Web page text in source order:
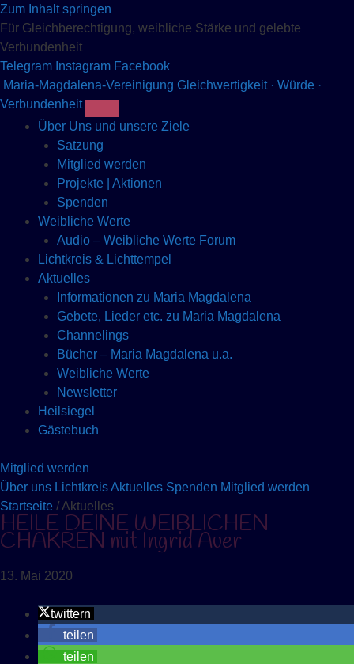
Zum Inhalt springen
Für Gleichberechtigung, weibliche Stärke und gelebte
Verbundenheit
Telegram Instagram Facebook
Maria-Magdalena-Vereinigung Gleichwertigkeit · Würde ·
Verbundenheit
Über Uns und unsere Ziele
Satzung
Mitglied werden
Projekte | Aktionen
Spenden
Weibliche Werte
Audio – Weibliche Werte Forum
Lichtkreis & Lichttempel
Aktuelles
Informationen zu Maria Magdalena
Gebete, Lieder etc. zu Maria Magdalena
Channelings
Bücher – Maria Magdalena u.a.
Weibliche Werte
Newsletter
Heilsiegel
Gästebuch
Mitglied werden
Über uns LichtkreisAktuelles Spenden Mitglied werden
Startseite / Aktuelles
HEILE DEINE WEIBLICHEN
CHAKREN mit Ingrid Auer
13. Mai 2020
twittern
teilen
teilen